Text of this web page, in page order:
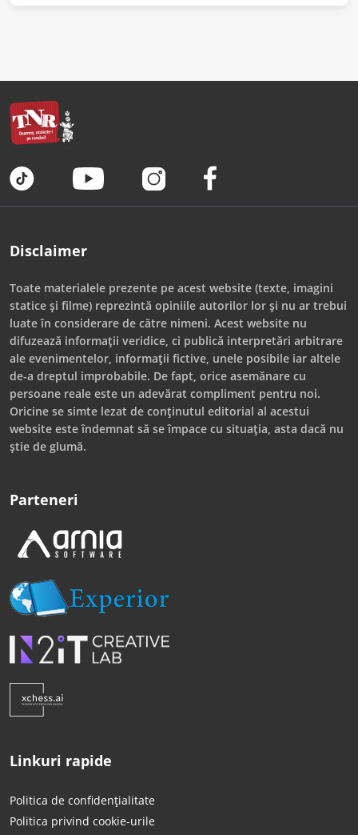
Disclaimer
Toate materialele prezente pe acest website (texte, imagini
statice și filme) reprezintă opiniile autorilor lor și nu ar trebui
luate în considerare de către nimeni. Acest website nu
difuzează informații veridice, ci publică interpretări arbitrare
ale evenimentelor, informații fictive, unele posibile iar altele
de-a dreptul improbabile. De fapt, orice asemănare cu
persoane reale este un adevărat compliment pentru noi.
Oricine se simte lezat de conținutul editorial al acestui
website este îndemnat să se împace cu situația, asta dacă nu
știe de glumă.
Parteneri
Linkuri rapide
Politica de confidențialitate
Politica privind cookie-urile